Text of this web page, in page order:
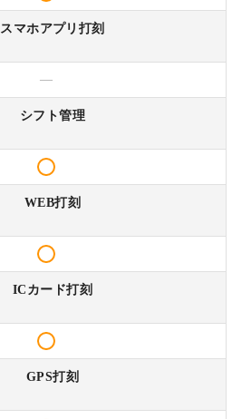
スマホアプリ打刻
—
シフト管理
WEB打刻
ICカード打刻
GPS打刻